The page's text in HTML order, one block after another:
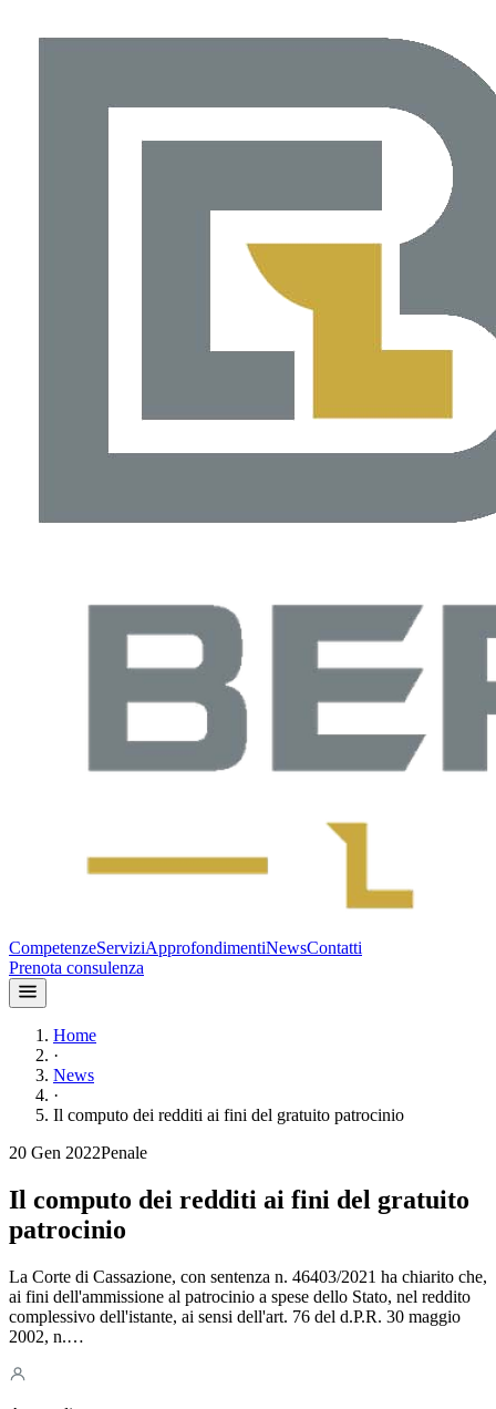
CompetenzeServiziApprofondimentiNewsContatti
Prenota consulenza
Home
·
News
·
Il computo dei redditi ai fini del gratuito patrocinio
20 Gen 2022Penale
Il computo dei redditi ai fini del gratuito
patrocinio
La Corte di Cassazione, con sentenza n. 46403/2021 ha chiarito che,
ai fini dell'ammissione al patrocinio a spese dello Stato, nel reddito
complessivo dell'istante, ai sensi dell'art. 76 del d.P.R. 30 maggio
2002, n.…